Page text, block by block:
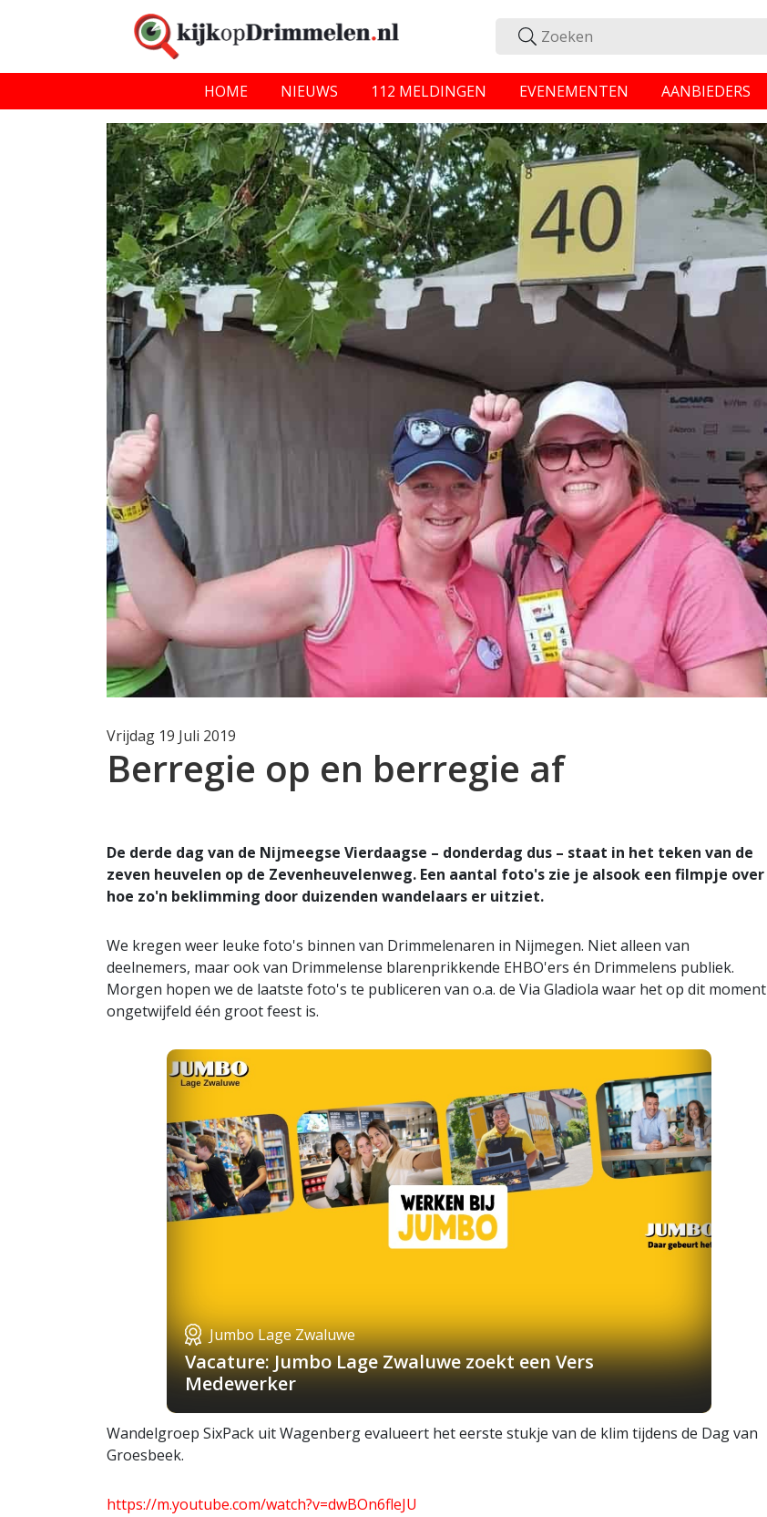
HOME NIEUWS 112 MELDINGEN EVENEMENTEN AANBIEDERS
Vrijdag 19 Juli 2019
Berregie op en berregie af
De derde dag van de Nijmeegse Vierdaagse – donderdag dus – staat in het teken van de
zeven heuvelen op de Zevenheuvelenweg. Een aantal foto's zie je alsook een filmpje over
hoe zo'n beklimming door duizenden wandelaars er uitziet.
We kregen weer leuke foto's binnen van Drimmelenaren in Nijmegen. Niet alleen van
deelnemers, maar ook van Drimmelense blarenprikkende EHBO'ers én Drimmelens publiek.
Morgen hopen we de laatste foto's te publiceren van o.a. de Via Gladiola waar het op dit moment
ongetwijfeld één groot feest is.
Jumbo Lage Zwaluwe
Vacature: Jumbo Lage Zwaluwe zoekt een Vers
Medewerker
Wandelgroep SixPack uit Wagenberg evalueert het eerste stukje van de klim tijdens de Dag van
Groesbeek.
https://m.youtube.com/watch?v=dwBOn6fleJU